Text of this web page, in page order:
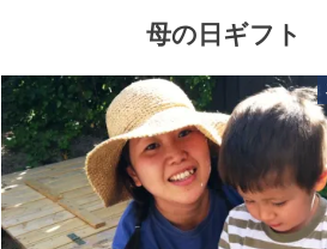
母の日ギフト